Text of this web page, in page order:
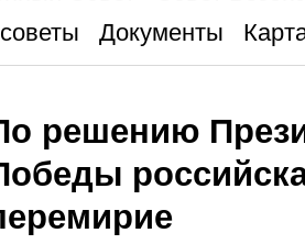
Документы
решению